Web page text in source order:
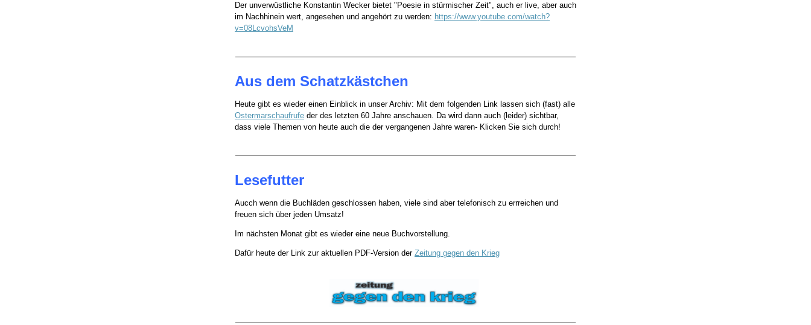
Der unverwüstliche Konstantin Wecker bietet "Poesie in stürmischer Zeit", auch er live, aber auch
im Nachhinein wert, angesehen und angehört zu werden: https://www.youtube.com/watch?
v=08LcvohsVeM
Aus dem Schatzkästchen
Heute gibt es wieder einen Einblick in unser Archiv: Mit dem folgenden Link lassen sich (fast) alle
Ostermarschaufrufe der des letzten 60 Jahre anschauen. Da wird dann auch (leider) sichtbar,
dass viele Themen von heute auch die der vergangenen Jahre waren- Klicken Sie sich durch!
Lesefutter
Aucch wenn die Buchläden geschlossen haben, viele sind aber telefonisch zu errreichen und
freuen sich über jeden Umsatz!
Im nächsten Monat gibt es wieder eine neue Buchvorstellung.
Dafür heute der Link zur aktuellen PDF-Version der Zeitung gegen den Krieg